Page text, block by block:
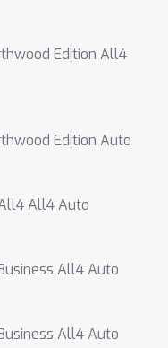
Edition All4
Edition Auto
All4 Auto
All4 Auto
All4 Auto